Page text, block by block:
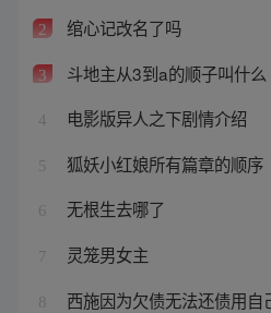
2 绾心记改名了吗
3 斗地主从3到a的顺子叫什么
4 电影版异人之下剧情介绍
5 狐妖小红娘所有篇章的顺序
6 无根生去哪了
7 灵笼男女主
8 西施因为欠债无法还债用自